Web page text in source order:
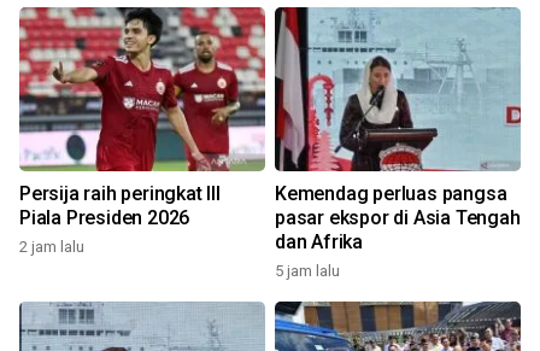
Persija raih peringkat III
Piala Presiden 2026
2 jam lalu
Kemendag perluas pangsa
pasar ekspor di Asia Tengah
dan Afrika
5 jam lalu